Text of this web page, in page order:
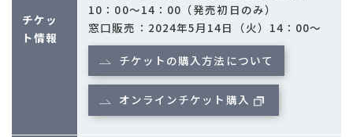
チケッ
ト情報
10：00～14：00（発売初日のみ）
窓口販売：2024年5月14日（火）14：00～
チケットの購入方法について
オンラインチケット購入